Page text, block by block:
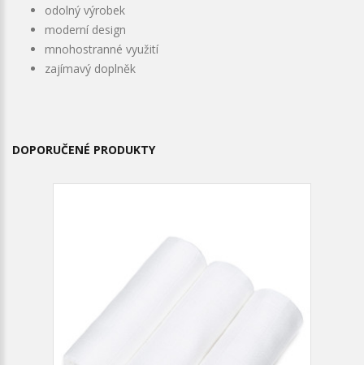
odolný výrobek
moderní design
mnohostranné využití
zajímavý doplněk
DOPORUČENÉ PRODUKTY